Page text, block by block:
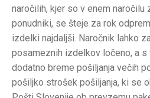
naročilih, kjer so v enem naročilu
ponudniki, se šteje za rok
izdelki najdaljši. Naročnik lahko
posameznih izdelkov ločeno, a
dodatno breme pošiljanja večih
pošiljko strošek pošiljanja, ki se